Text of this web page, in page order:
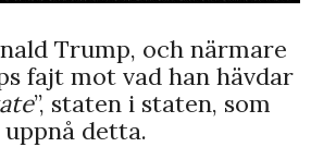
Trump, och närmare
fajt mot vad han hävdar
”, staten i staten, som
detta.